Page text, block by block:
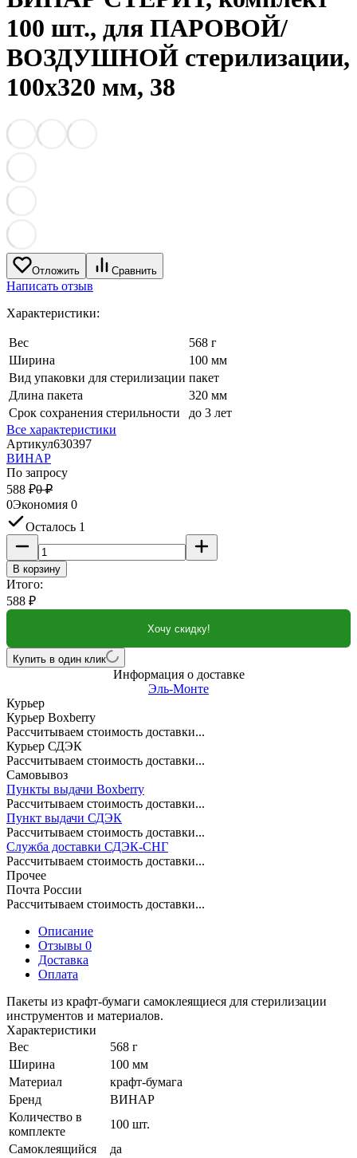
100 шт., для ПАРОВОЙ/
ВОЗДУШНОЙ стерилизации,
100х320 мм, 38
Отложить Сравнить
Написать отзыв
Характеристики:
Вес
568 г
Ширина
100 мм
Вид упаковки для стерилизации пакет
Длина пакета
320 мм
Срок сохранения стерильности
до 3 лет
Все характеристики
Артикул630397
ВИНАР
По запросу
588 ₽0 ₽
0Экономия 0
Осталось 1
В корзину
Итого:
588 ₽
Хочу скидку!
Купить в один клик
Информация о доставке
Эль-Монте
Курьер
Курьер Boxberry
Рассчитываем стоимость доставки...
Курьер СДЭК
Рассчитываем стоимость доставки...
Самовывоз
Пункты выдачи Boxberry
Рассчитываем стоимость доставки...
Пункт выдачи СДЭК
Рассчитываем стоимость доставки...
Служба доставки СДЭК-СНГ
Рассчитываем стоимость доставки...
Прочее
Почта России
Рассчитываем стоимость доставки...
Описание
Отзывы 0
Доставка
Оплата
Пакеты из крафт-бумаги самоклеящиеся для стерилизации
инструментов и материалов.
Характеристики
Вес
568 г
Ширина
100 мм
Материал
крафт-бумага
Бренд
ВИНАР
Количество в
комплекте
100 шт.
Самоклеящийся
да